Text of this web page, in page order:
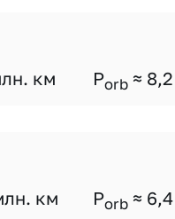
км Porb ≈ 8,2
км Porb ≈ 6,4